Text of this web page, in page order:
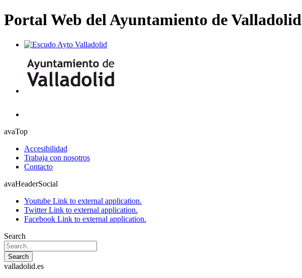
Portal Web del Ayuntamiento de Valladolid
avaTop
Accesibilidad
Trabaja con nosotros
Contacto
avaHeaderSocial
Youtube Link to external application.
TwitterLink to external application.
Facebook Link to external application.
Search
Search
valladolid.es